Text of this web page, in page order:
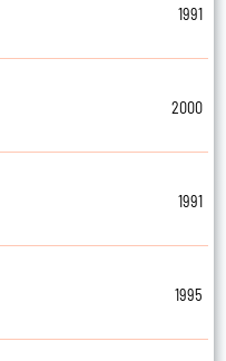
1991
2000
1991
1995